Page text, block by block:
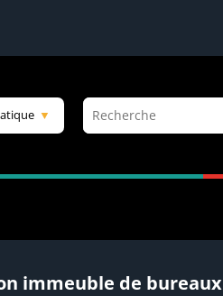
▼
R
e
h
c
e
immeuble de